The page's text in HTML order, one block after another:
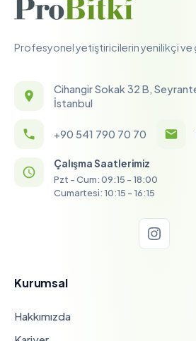
Profesyonel yetiştiricilerin yenilikçi ve
Cihangir Sokak 32 B,
İstanbul
+90 541 790 70 70
Çalışma Saatlerimiz
Pzt - Cum: 09:15 - 18:00
Cumartesi: 10:15 - 16:15
Kurumsal
Hakkımızda